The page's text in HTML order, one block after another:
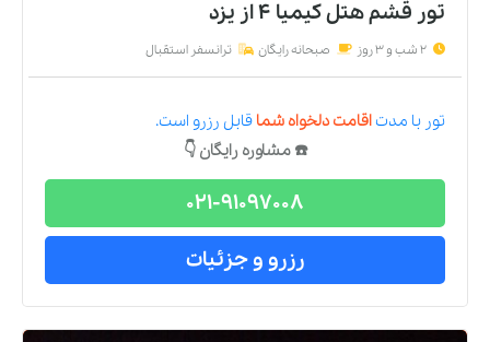
تور قشم هتل کیمیا 4 از یزد
2 شب و 3 روز صبحانه رایگان ترانسفر استقبال
تور با مدتاقامت دلخواه شما قابل رزرو است.
☎️ مشاوره رایگان 👇
021-91097008
رزرو و جزئیات